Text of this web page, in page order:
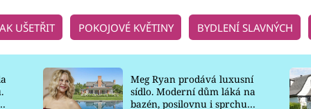
UŠETŘIT POKOJOVÉ KVĚTINY BYDLENÍ SLAVNÝCH
Meg Ryan prodává luxusní
sídlo. Moderní dům láká na
bazén, posilovnu i sprchu